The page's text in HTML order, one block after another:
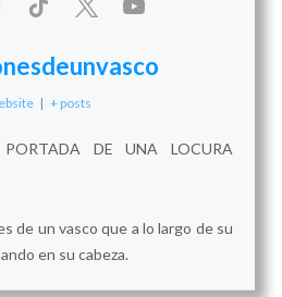
| + posts
DE UNA LOCURA
de un vasco que a lo largo de su
en su cabeza.